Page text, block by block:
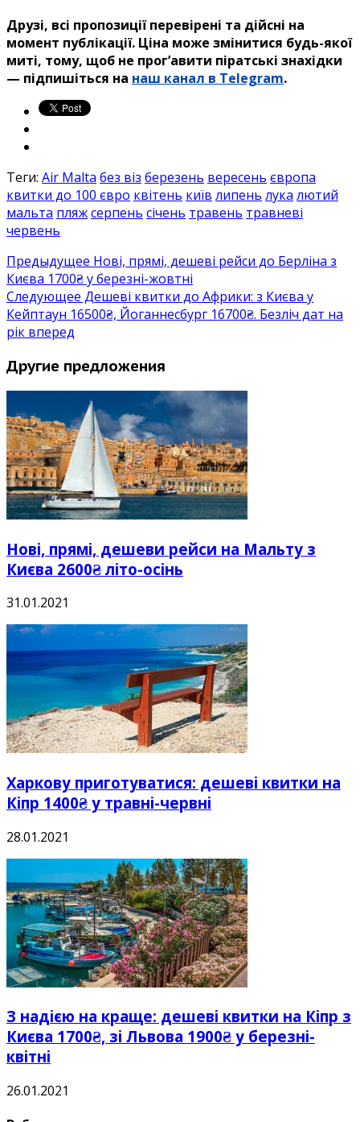
Друзі, всі пропозиції перевірені та дійсні на
момент публікації. Ціна може змінитися будь-якої
миті, тому, щоб не прог’авити піратські знахідки
— підпишіться на наш канал в Telegram.
Теги: Air Malta без віз березень вересень європа
квитки до 100 євро квітень київ липень лука лютий
мальта пляжсерпень січень травень травневі
червень
Предыдущее Нові, прямі, дешеві рейси до Берліна з
Києва 1700₴ у березні-жовтні
Следующее Дешеві квитки до Африки: з Києва у
Кейптаун 16500₴, Йоганнесбург 16700₴. Безліч дат на
рік вперед
Другие предложения
Нові, прямі, дешеви рейси на Мальту з
Києва 2600₴ літо-осінь
31.01.2021
Харкову приготуватися: дешеві квитки на
Кіпр 1400₴ у травні-червні
28.01.2021
З надією на краще: дешеві квитки на Кіпр з
Києва 1700₴, зі Львова 1900₴ у березні-
квітні
26.01.2021